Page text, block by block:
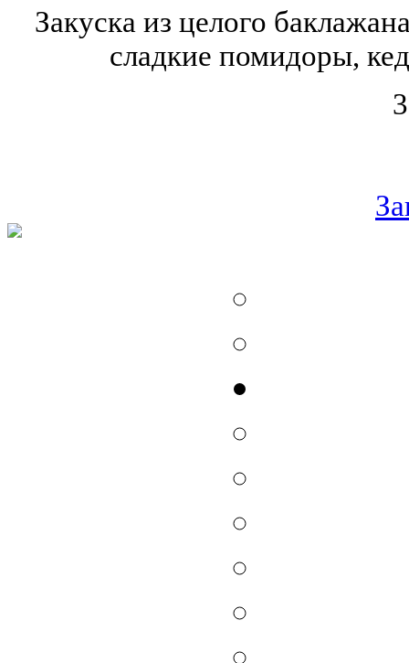
Закуска из целого
сладкие помидоры,